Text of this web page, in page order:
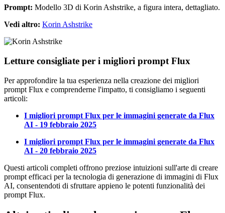
Prompt: Modello 3D di Korin Ashstrike, a figura intera, dettagliato.
Vedi altro: Korin Ashstrike
Letture consigliate per i migliori prompt Flux
Per approfondire la tua esperienza nella creazione dei migliori
prompt Flux e comprenderne l'impatto, ti consigliamo i seguenti
articoli:
I migliori prompt Flux per le immagini generate da Flux
AI - 19 febbraio 2025
I migliori prompt Flux per le immagini generate da Flux
AI - 20 febbraio 2025
Questi articoli completi offrono preziose intuizioni sull'arte di creare
prompt efficaci per la tecnologia di generazione di immagini di Flux
AI, consentendoti di sfruttare appieno le potenti funzionalità dei
prompt Flux.